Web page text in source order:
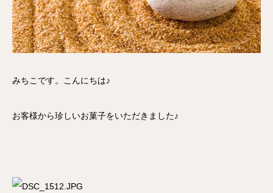
みちこです。こんにちは♪
お客様から珍しいお菓子をいただきました♪